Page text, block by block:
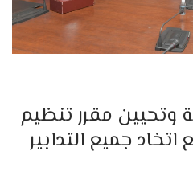
وتحيين مقرر تنظيم
جميع التدابير